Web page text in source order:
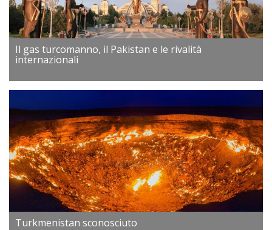
Il gas turcomanno, il Pakistan e le rivalità
internazionali
Turkmenistan sconosciuto